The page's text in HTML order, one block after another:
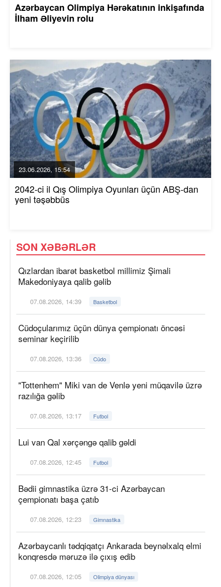
Azərbaycan Olimpiya Hərəkatının inkişafında
İlham Əliyevin rolu
23.06.2026, 15:54
2042-ci il Qış Olimpiya Oyunları üçün ABŞ-dan
yeni təşəbbüs
SON XƏBƏRLƏR
Qızlardan ibarət basketbol millimiz Şimali
Makedoniyaya qalib gəlib
07.08.2026, 14:39 Basketbol
Cüdoçularımız üçün dünya çempionatı öncəsi
seminar keçirilib
07.08.2026, 13:36 Cüdo
"Tottenhem" Miki van de Venlə yeni müqavilə üzrə
razılığa gəlib
07.08.2026, 13:17 Futbol
Lui van Qal xərçəngə qalib gəldi
07.08.2026, 12:45 Futbol
Bədii gimnastika üzrə 31-ci Azərbaycan
çempionatı başa çatıb
07.08.2026, 12:23 Gimnastika
Azərbaycanlı tədqiqatçı Ankarada beynəlxalq elmi
konqresdə məruzə ilə çıxış edib
07.08.2026, 12:05 Olimpiya dünyası